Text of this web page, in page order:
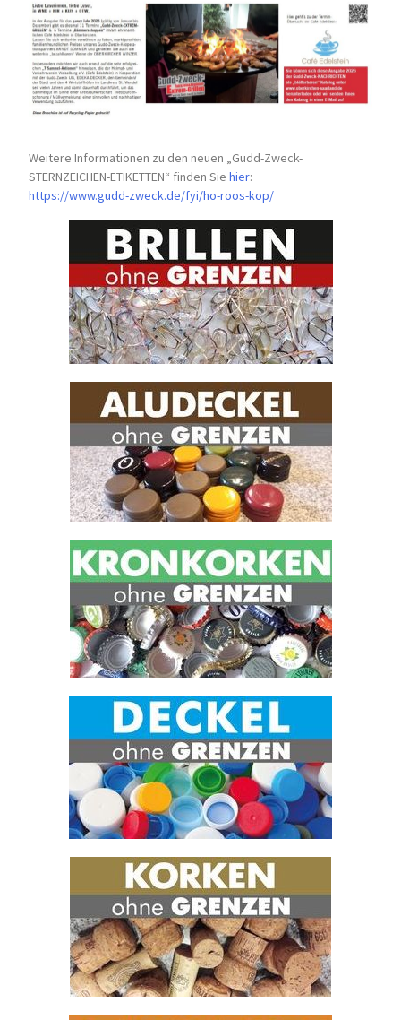
Weitere Informationen zu den neuen „Gudd-Zweck-
STERNZEICHEN-ETIKETTEN“ finden Siehier:
https://www.gudd-zweck.de/fyi/ho-roos-kop/